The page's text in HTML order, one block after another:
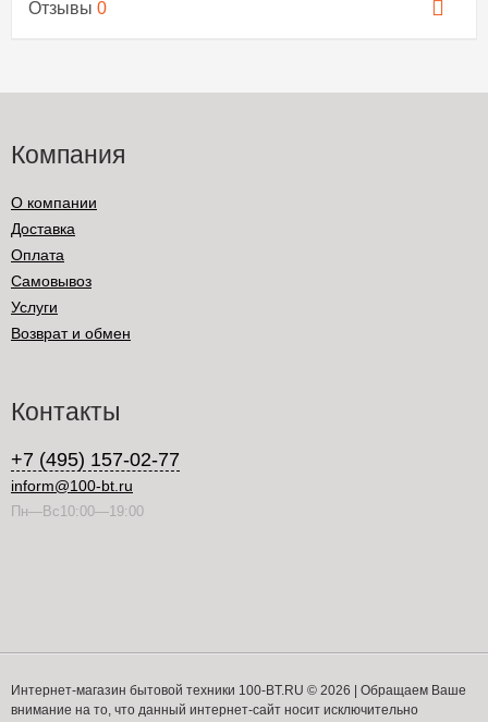
Отзывы 0
Компания
О компании
Доставка
Оплата
Самовывоз
Услуги
Возврат и обмен
Контакты
+7 (495) 157-02-77
inform@100-bt.ru
Пн—Вс10:00—19:00
Интернет-магазин бытовой техники 100-BT.RU © 2026 | Обращаем Ваше
внимание на то, что данный интернет-сайт носит исключительно